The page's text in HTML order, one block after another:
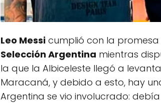
Leo Messi cumplió con la
Selección Argentina mientras
la que la Albiceleste llegó a
Maracaná, y debido a esto, hay
Argentina se vio involucrado: